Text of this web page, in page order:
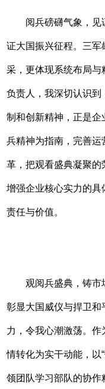
阅兵磅礴气象，
证大国振兴征程。三
采，更体现系统布局
负责人，我深切认识
制和创新精神，正是企
兵精神为指南，完善
革，把观看盛典凝聚的
增强企业核心实力的
责任与价值。
观阅兵盛典，铸市
彰显大国威仪与捍卫
力，令我心潮激荡。
情转化为实干动能，以
领团队学习部队的协作